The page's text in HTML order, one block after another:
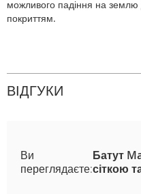
можливого падіння на
покриттям.
ВІДГУКИ
Ви
переглядаєте:
Батут
сіткою